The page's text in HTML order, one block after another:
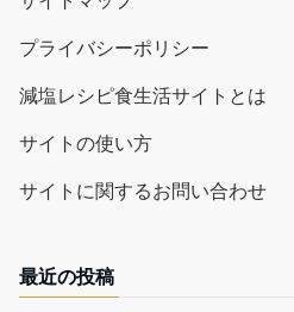
プライバシーポリシー
減塩レシピ食生活サイトとは
サイトの使い方
サイトに関するお問い合わせ
最近の投稿